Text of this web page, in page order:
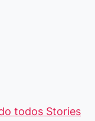
todos Stories
Curso de